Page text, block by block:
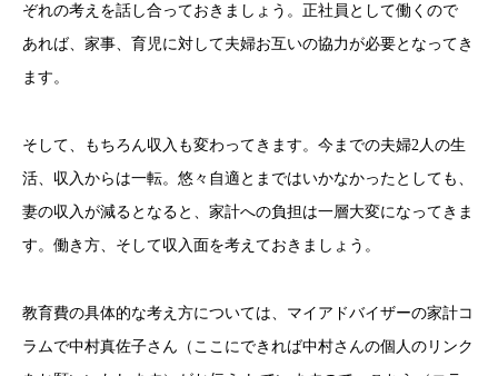
ぞれの考えを話し合っておきましょう。正社員として働くので
あれば、家事、育児に対して夫婦お互いの協力が必要となってき
ます。
そして、もちろん収入も変わってきます。今までの夫婦2人の生
活、収入からは一転。悠々自適とまではいかなかったとしても、
妻の収入が減るとなると、家計への負担は一層大変になってきま
す。働き方、そして収入面を考えておきましょう。
教育費の具体的な考え方については、マイアドバイザーの家計コ
ラムで中村真佐子さん（ここにできれば中村さんの個人のリンク